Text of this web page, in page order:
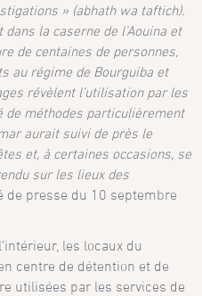
» (abhath wa taftich).
la caserne de l’Aouina et
de centaines de personnes,
au régime de Bourguiba et
révèlent l’utilisation par les
de méthodes particulièrement
aurait suivi de près le
et, à certaines occasions, se
sur les lieux des
de presse du 10 septembre
les locaux du
centre de détention et de
utilisées par les services de